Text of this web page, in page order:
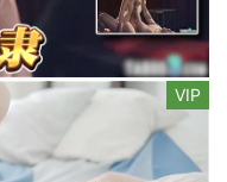
VIP